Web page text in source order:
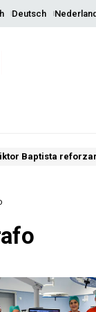
Deutsch
Baptista